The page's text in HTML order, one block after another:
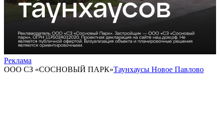
Реклама
ООО СЗ «СОСНОВЫЙ ПАРК»Таунхаусы Новое Павлово